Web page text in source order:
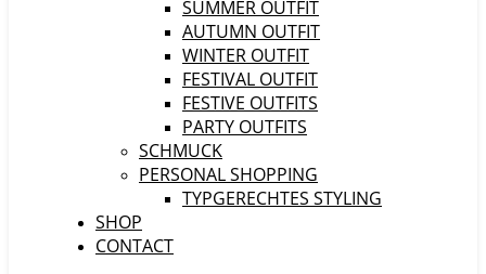
SUMMER OUTFIT
AUTUMN OUTFIT
WINTER OUTFIT
FESTIVAL OUTFIT
FESTIVE OUTFITS
PARTY OUTFITS
SCHMUCK
PERSONAL SHOPPING
TYPGERECHTES STYLING
SHOP
CONTACT